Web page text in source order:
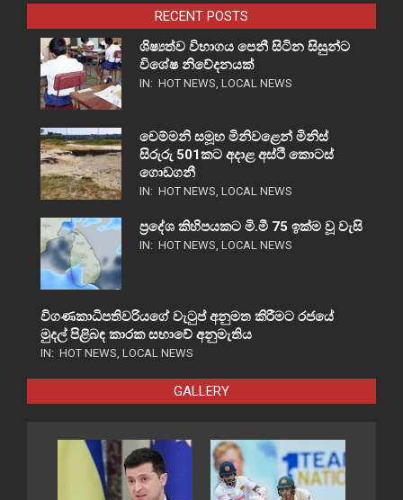
RECENT POSTS
ශිෂ්‍යත්ව විභාගය පෙනී සිටින සිසුන්ට
විශේෂ නිවේදනයක්
IN: HOT NEWS, LOCAL NEWS
චෙම්මනි සමූහ මිනිවළෙන් මිනිස්
සිරුරු 501කට අදාළ අස්ථි කොටස්
ගොඩගනී
IN: HOT NEWS, LOCAL NEWS
ප්‍රදේශ කිහිපයකට මි.මී 75 ඉක්ම වූ වැසි
IN: HOT NEWS, LOCAL NEWS
විගණකාධිපතිවරියගේ වැටුප් අනුමත කිරීමට රජයේ
මුදල් පිළිබඳ කාරක සභාවේ අනුමැතිය
IN: HOT NEWS, LOCAL NEWS
GALLERY